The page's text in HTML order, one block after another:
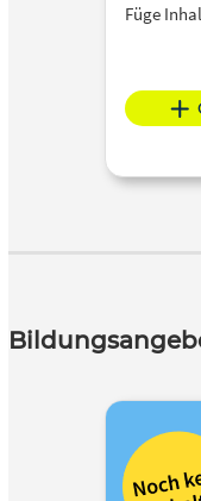
Füge